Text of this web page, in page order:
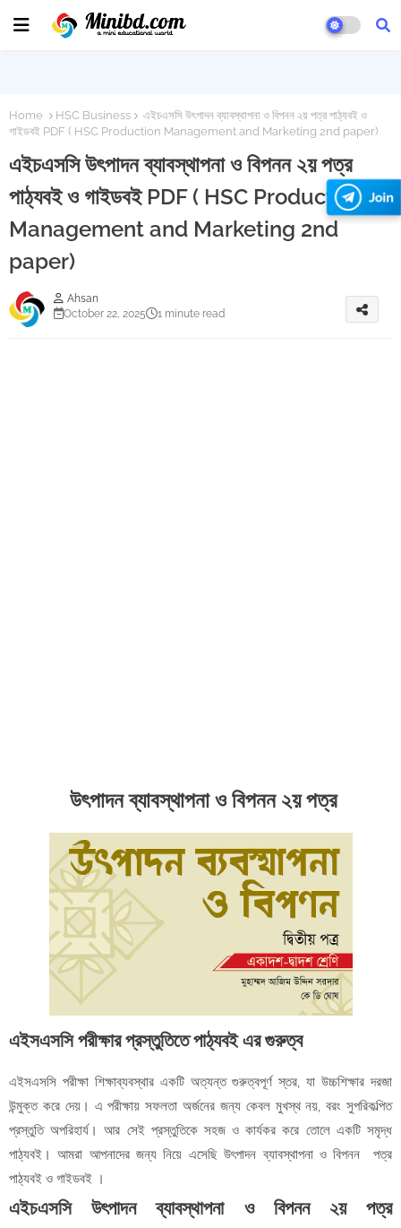
Home HSC Business
এইচএসসি উৎপাদন ব্যাবস্থাপনা ও বিপনন ২য় পত্র পাঠ্যবই ও
গাইডবই PDF ( HSC Production Management and Marketing 2nd paper)
এইচএসসি উৎপাদন ব্যাবস্থাপনা ও বিপনন ২য় পত্র
পাঠ্যবই ও গাইডবই PDF ( HSC Production
Management and Marketing 2nd
paper)
Ahsan
October 22, 2025
1 minute read
উৎপাদন ব্যাবস্থাপনা ও বিপনন ২য় পত্র
এইসএসসি পরীক্ষার প্রস্তুতিতে পাঠ্যবই এর গুরুত্ব
এইসএসসি পরীক্ষা শিক্ষাব্যবস্থার একটি অত্যন্ত গুরুত্বপূর্ণ স্তর, যা উচ্চশিক্ষার দরজা
উন্মুক্ত করে দেয়। এ পরীক্ষায় সফলতা অর্জনের জন্য কেবল মুখস্থ নয়, বরং সুপরিকল্পিত
প্রস্তুতি অপরিহার্য। আর সেই প্রস্তুতিকে সহজ ও কার্যকর করে তোলে একটি সমৃদ্ধ
পাঠ্যবই। আমরা আপনাদের জন্য নিয়ে এসেছি উৎপাদন ব্যাবস্থাপনা ও বিপনন পত্র
পাঠ্যবই ও গাইডবই ।
এইচএসসি উৎপাদন ব্যাবস্থাপনা ও বিপনন ২য় পত্র
Join